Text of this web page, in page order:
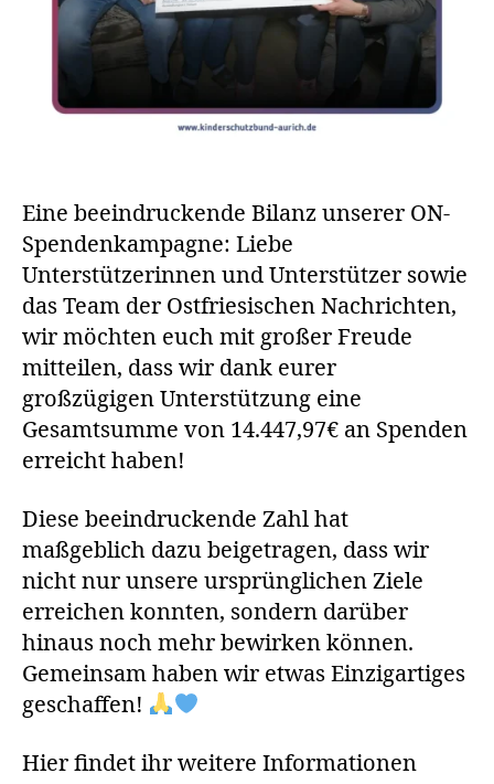
Eine beeindruckende Bilanz unserer ON-
Spendenkampagne: Liebe
Unterstützerinnen und Unterstützer sowie
das Team der Ostfriesischen Nachrichten,
wir möchten euch mit großer Freude
mitteilen, dass wir dank eurer
großzügigen Unterstützung eine
Gesamtsumme von 14.447,97€ an Spenden
erreicht haben!
Diese beeindruckende Zahl hat
maßgeblich dazu beigetragen, dass wir
nicht nur unsere ursprünglichen Ziele
erreichen konnten, sondern darüber
hinaus noch mehr bewirken können.
Gemeinsam haben wir etwas Einzigartiges
geschaffen!
Hier findet ihr weitere Informationen